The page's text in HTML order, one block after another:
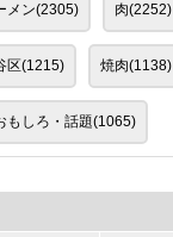
メン(2305) 肉(2252)
区(1215) 焼肉(1138)
もしろ・話題(1065)